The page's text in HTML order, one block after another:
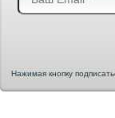
Нажимая кнопку